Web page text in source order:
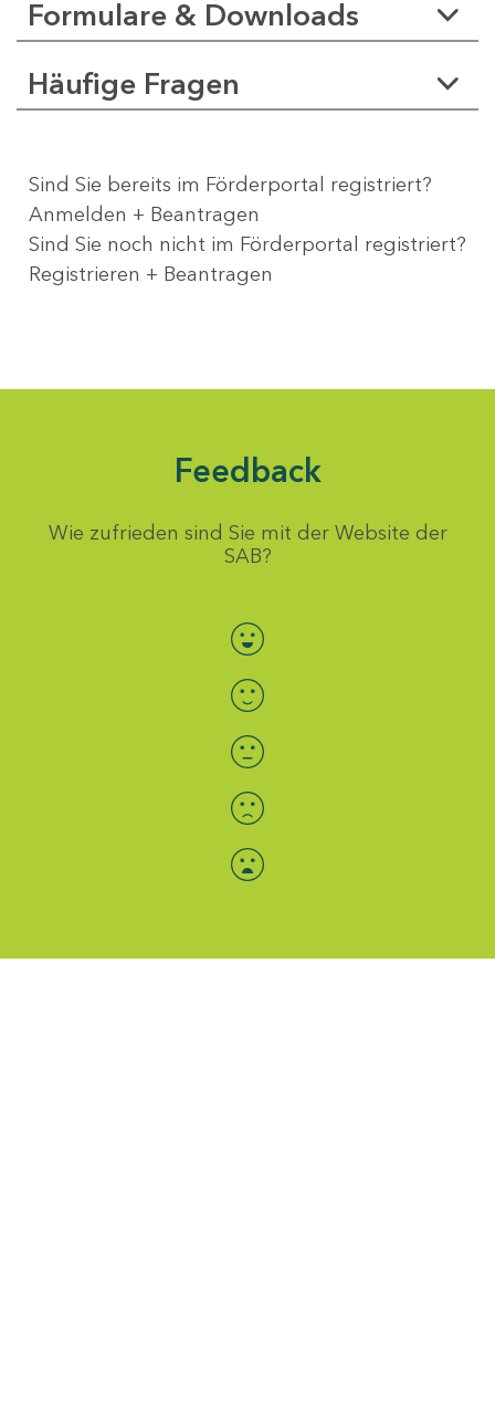
Formulare & Downloads
Häufige Fragen
Sind Sie bereits im Förderportal registriert?
Anmelden + Beantragen
Sind Sie noch nicht im Förderportal registriert?
Registrieren + Beantragen
Feedback
Wie zufrieden sind Sie mit der Website der
SAB?
Bewertung auswählen